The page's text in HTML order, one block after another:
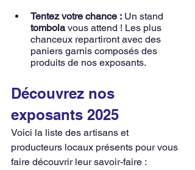
Tentez votre chance : Un stand
tombola vous attend ! Les plus
chanceux repartiront avec des
paniers garnis composés des
produits de nos exposants.
Découvrez nos
exposants 2025
Voici la liste des artisans et
producteurs locaux présents pour vous
faire découvrir leur savoir-faire :